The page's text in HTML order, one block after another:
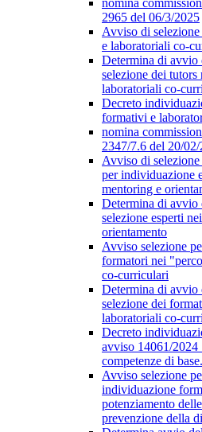
nomina
2965 del 06/3/2025
Avviso di
e laboratoriali co-
Determina di avvio
selezione dei
laboratoriali co-
Decreto
formativi e
nomina
2347/7.6 del 20/
Avviso di
per individuazione
mentoring e
Determina di avvio
selezione esperti
orientamento
Avviso selezione
formatori nei
co-curriculari
Determina di avvio
selezione dei
laboratoriali co-
Decreto
avviso 14061/2024
competenze di
Avviso selezione
individuazione
potenziamento
prevenzione della